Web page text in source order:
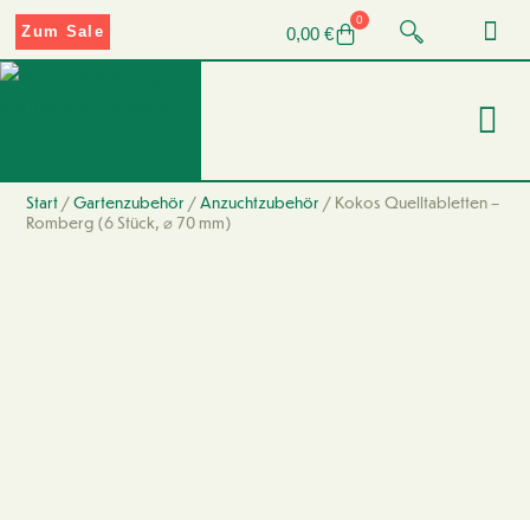
0,00 €
0
Zum Sale
Start /Gartenzubehör /Anzuchtzubehör / Kokos Quelltabletten –
Romberg (6 Stück, ⌀ 70 mm)